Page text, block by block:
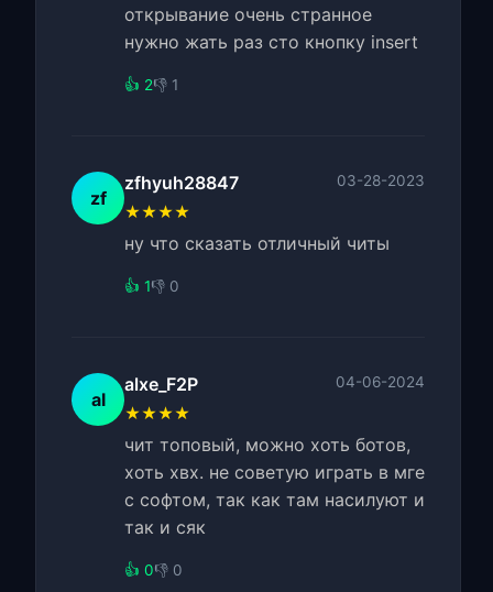
открывание очень странное
нужно жать раз сто кнопку insert
👍 2👎 1
zf
zfhyuh28847 03-28-2023
★★★★
ну что сказать отличный читы
👍 1👎 0
al
alxe_F2P 04-06-2024
★★★★
чит топовый, можно хоть ботов,
хоть хвх. не советую играть в мге
с софтом, так как там насилуют и
так и сяк
👍 0👎 0